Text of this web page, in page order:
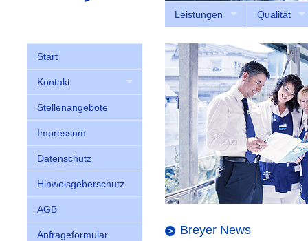
Leistungen Qualität
Start
Kontakt
Stellenangebote
Impressum
Datenschutz
Hinweisgeberschutz
AGB
Anfrageformular Breyer News